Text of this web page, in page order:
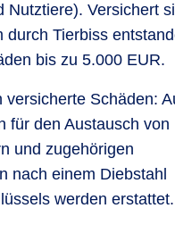
Nutztiere). Versichert
durch Tierbiss
bis zu 5.000 EUR.
versicherte Schäden:
für den Austausch von
und zugehörigen
nach einem Diebstahl
werden erstattet.